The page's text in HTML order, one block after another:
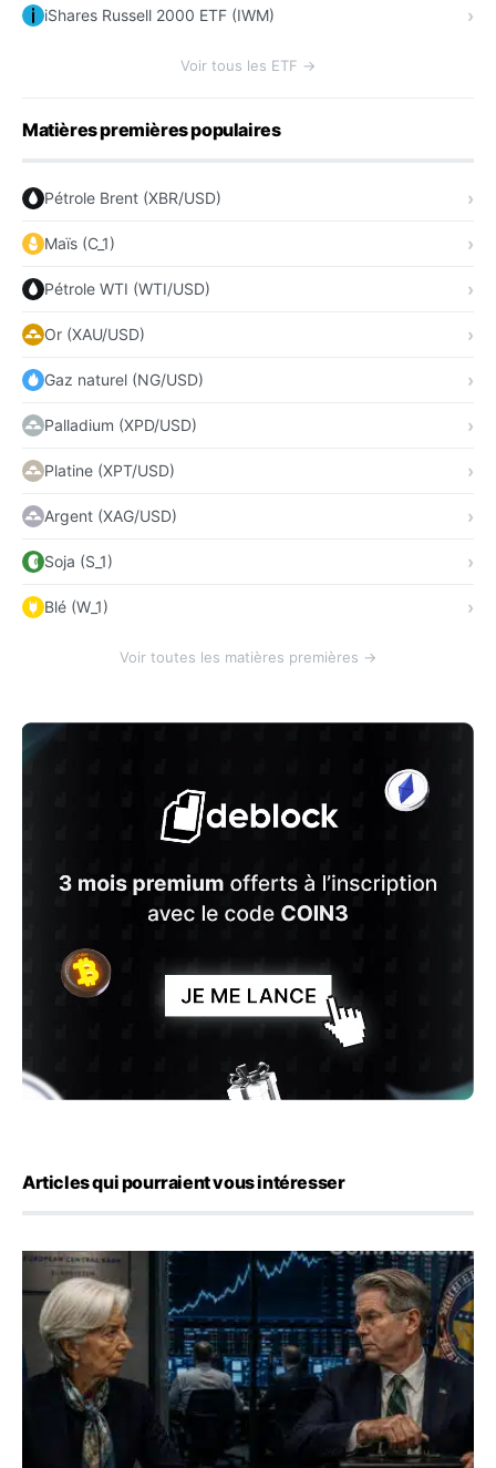
iShares Russell 2000 ETF (IWM)
Voir tous les ETF →
Matières premières populaires
Pétrole Brent (XBR/USD)
Maïs (C_1)
Pétrole WTI (WTI/USD)
Or (XAU/USD)
Gaz naturel (NG/USD)
Palladium (XPD/USD)
Platine (XPT/USD)
Argent (XAG/USD)
Soja (S_1)
Blé (W_1)
Voir toutes les matières premières →
Articles qui pourraient vous intéresser
Yen : Washington a vendu des euros sans prévenir la